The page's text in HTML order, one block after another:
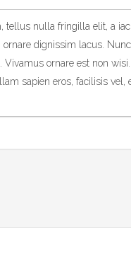
nulla fringilla elit, a
dignissim lacus.
ornare est non
sapien eros, facilisis vel,